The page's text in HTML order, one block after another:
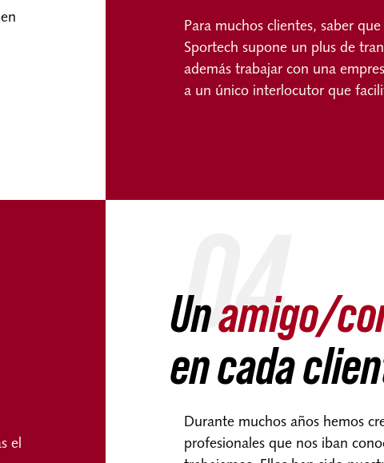
Para muchos clientes, saber
Sportech supone un plus de
además trabajar con una
a un único interlocutor que
el
04
Unamigo/
en cada
Durante muchos años hemos
profesionales que nos iban